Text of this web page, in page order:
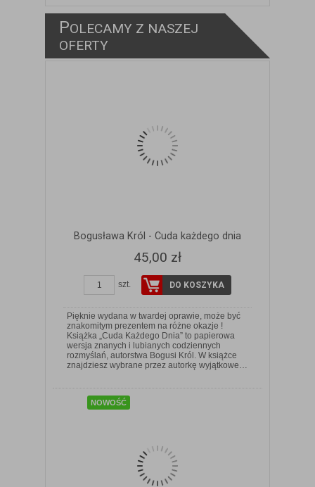
POLECAMY Z NASZEJ
OFERTY
ZOBACZ SZCZEGÓŁY
Bogusława Król - Cuda każdego dnia
45,00 zł
szt. DO KOSZYKA
Pięknie wydana w twardej oprawie, może być
znakomitym prezentem na różne okazje !
Książka „Cuda Każdego Dnia” to papierowa
wersja znanych i lubianych codziennych
rozmyślań, autorstwa Bogusi Król. W książce
znajdziesz wybrane przez autorkę wyjątkowe…
ZOBACZ SZCZEGÓŁY
NOWOŚĆ